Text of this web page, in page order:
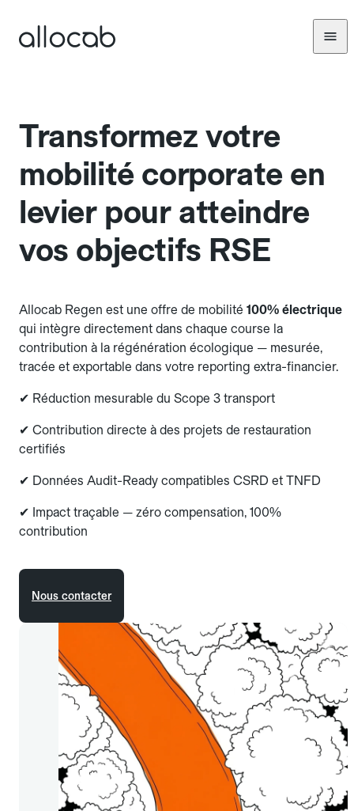
Transformez votre
mobilité corporate en
levier pour atteindre
vos objectifs RSE
Allocab Regen est une offre de mobilité 100% électrique
qui intègre directement dans chaque course la
contribution à la régénération écologique — mesurée,
tracée et exportable dans votre reporting extra-financier.
✔ Réduction mesurable du Scope 3 transport
✔ Contribution directe à des projets de restauration
certifiés
✔ Données Audit-Ready compatibles CSRD et TNFD
✔ Impact traçable — zéro compensation, 100%
contribution
Nous contacter